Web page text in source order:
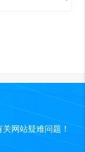
网站疑难问题！